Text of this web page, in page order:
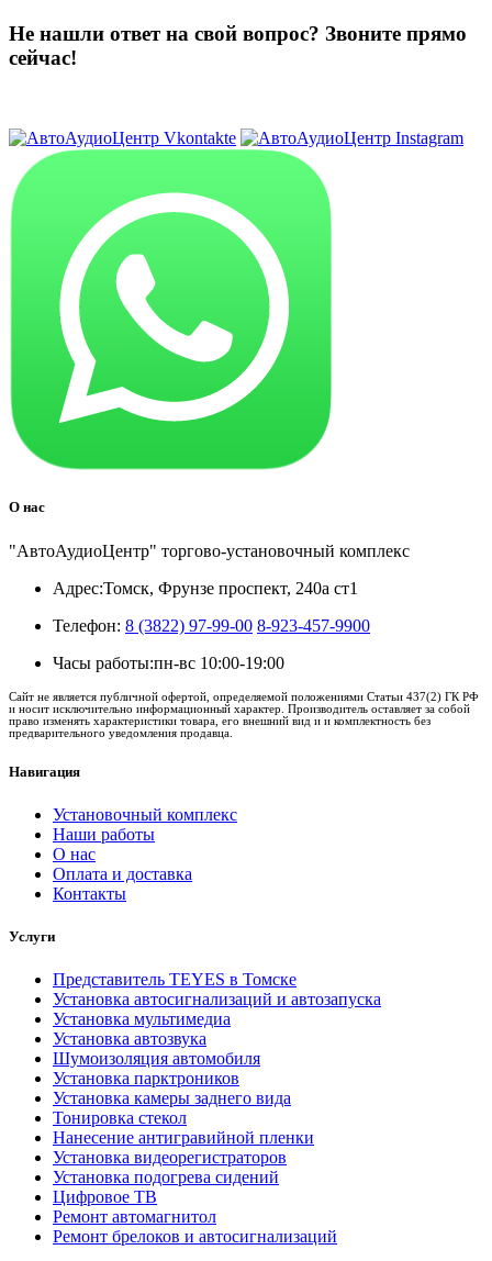
Не нашли ответ на свой вопрос? Звоните прямо
сейчас!
О нас
"АвтоАудиоЦентр" торгово-установочный комплекс
Адрес:Томск, Фрунзе проспект, 240а ст1
Телефон: 8 (3822) 97-99-00 8-923-457-9900
Часы работы:пн-вс 10:00-19:00
Сайт не является публичной офертой, определяемой положениями Статьи 437(2) ГК РФ
и носит исключительно информационный характер. Производитель оставляет за собой
право изменять характеристики товара, его внешний вид и и комплектность без
предварительного уведомления продавца.
Навигация
Установочный комплекс
Наши работы
О нас
Оплата и доставка
Контакты
Услуги
Представитель TEYES в Томске
Установка автосигнализаций и автозапуска
Установка мультимедиа
Установка автозвука
Шумоизоляция автомобиля
Установка парктроников
Установка камеры заднего вида
Тонировка стекол
Нанесение антигравийной пленки
Установка видеорегистраторов
Установка подогрева сидений
Цифровое ТВ
Ремонт автомагнитол
Ремонт брелоков и автосигнализаций